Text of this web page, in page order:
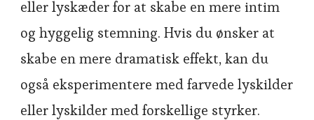
eller lyskæder for at skabe en mere intim
og hyggelig stemning. Hvis du ønsker at
skabe en mere dramatisk effekt, kan du
også eksperimentere med farvede lyskilder
eller lyskilder med forskellige styrker.